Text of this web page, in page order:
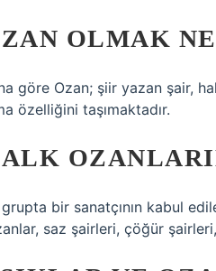
OLMAK
göre Ozan; şiir yazan şair,
özelliğini taşımaktadır.
grupta bir sanatçının kabul
saz şairleri, çöğür